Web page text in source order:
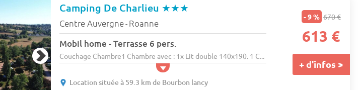
Camping De Charlieu ★★★
Centre Auvergne- Roanne
Mobil home - Terrasse 6 pers.
Couchage Chambre1 Chambre avec : 1x Lit double 140x190. 1 C...
Location située à 59.3 km de Bourbon lancy
- 9 % 670 €
613 €
+ d'infos >